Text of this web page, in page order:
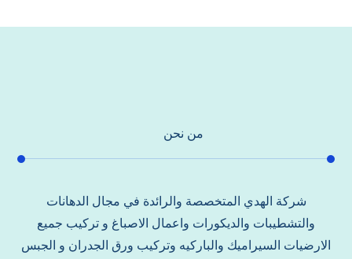
من نحن
شركة الهدي المتخصصة والرائدة في مجال الدهانات
والتشطيبات والديكورات واعمال الاصباغ و تركيب جميع
الارضيات السيراميك والباركيه وتركيب ورق الجدران و الجبس